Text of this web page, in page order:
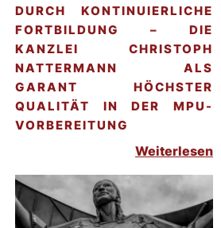
DURCH KONTINUIERLICHE
FORTBILDUNG – DIE
KANZLEI CHRISTOPH
NATTERMANN ALS
GARANT HÖCHSTER
QUALITÄT IN DER MPU-
VORBEREITUNG
Weiterlesen